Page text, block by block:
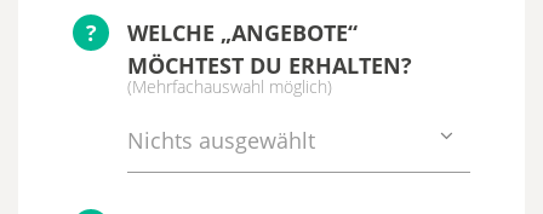
?
WELCHE „ANGEBOTE“
MÖCHTEST DU ERHALTEN?
(Mehrfachauswahl möglich)
Nichts ausgewählt